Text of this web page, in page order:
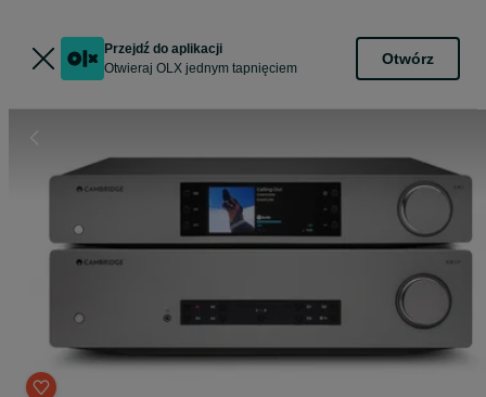
Przejdź do aplikacji
Otwieraj OLX jednym tapnięciem
Otwórz